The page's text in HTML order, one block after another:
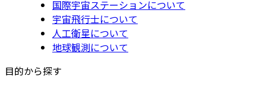
国際宇宙ステーションについて
宇宙飛行士について
人工衛星について
地球観測について
目的から探す